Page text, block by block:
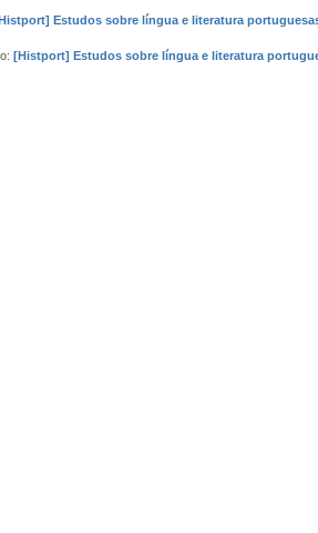
Estudos sobre língua e literatura
[Histport] Estudos sobre língua e literatura